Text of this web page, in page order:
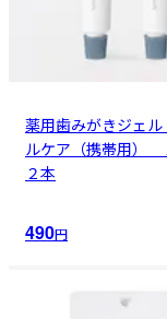
薬用歯みがきジェ
ルケア（携帯用）
２本
490円